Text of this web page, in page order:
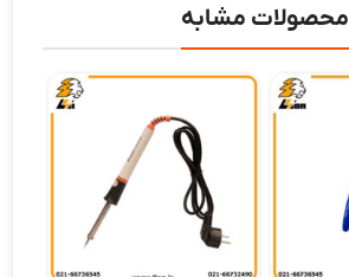
محصولات مشابه